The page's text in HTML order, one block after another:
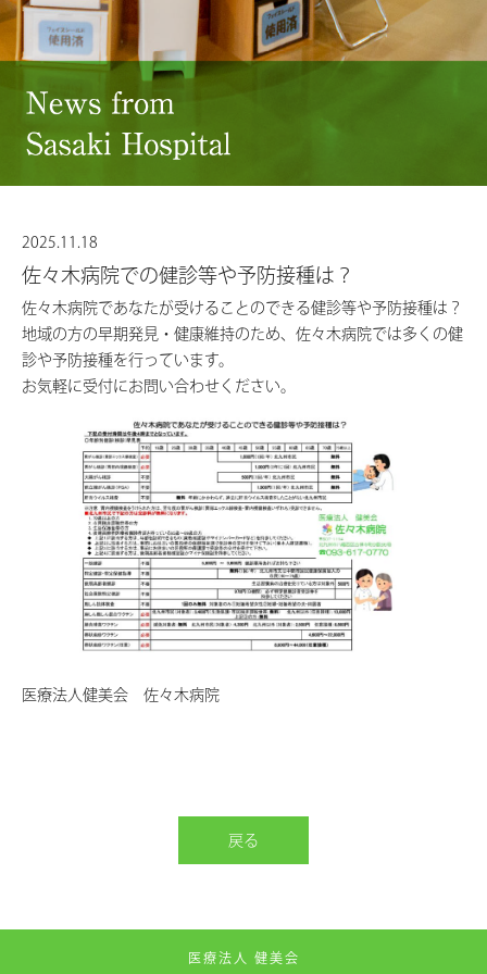
2025.11.18
佐々木病院での健診等や予防接種は？
佐々木病院であなたが受けることのできる健診等や予防接種は？
地域の方の早期発見・健康維持のため、佐々木病院では多くの健
診や予防接種を行っています。
お気軽に受付にお問い合わせください。
医療法人健美会 佐々木病院
戻る
医療法人 健美会